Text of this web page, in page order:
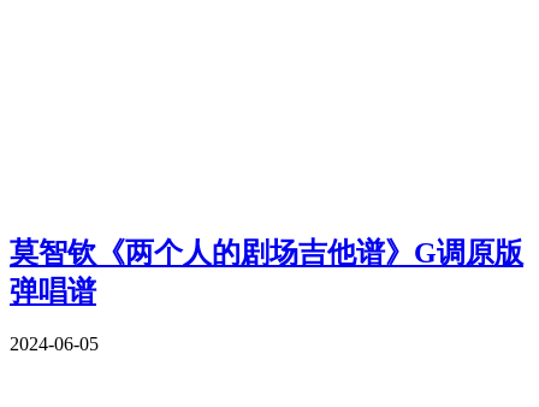
莫智钦《两个人的剧场吉他谱》G调原版
弹唱谱
2024-06-05